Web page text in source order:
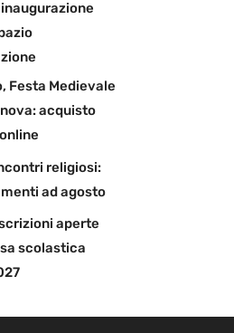
Festa Medievale
acquisto
religiosi:
ad agosto
aperte
scolastica